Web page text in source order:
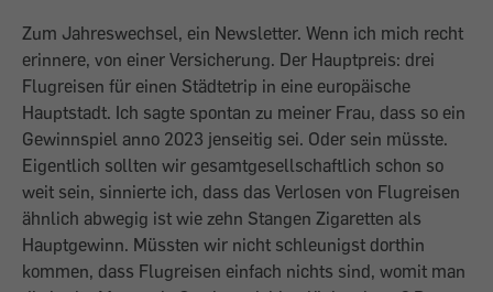
Zum Jahreswechsel, ein Newsletter. Wenn ich mich recht
erinnere, von einer Versicherung. Der Hauptpreis: drei
Flugreisen für einen Städtetrip in eine europäische
Hauptstadt. Ich sagte spontan zu meiner Frau, dass so ein
Gewinnspiel anno 2023 jenseitig sei. Oder sein müsste.
Eigentlich sollten wir gesamtgesellschaftlich schon so
weit sein, sinnierte ich, dass das Verlosen von Flugreisen
ähnlich abwegig ist wie zehn Stangen Zigaretten als
Hauptgewinn. Müssten wir nicht schleunigst dorthin
kommen, dass Flugreisen einfach nichts sind, womit man